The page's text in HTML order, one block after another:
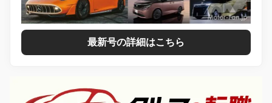
最新号の詳細はこちら